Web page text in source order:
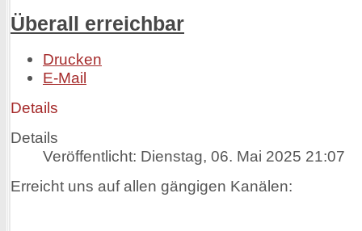
Überall erreichbar
Drucken
E-Mail
Details
Details
Veröffentlicht: Dienstag, 06. Mai 2025 21:07
Erreicht uns auf allen gängigen Kanälen: